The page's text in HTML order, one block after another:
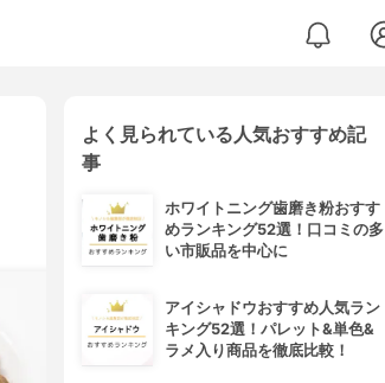
よく見られている人気おすすめ記
事
ホワイトニング歯磨き粉おすす
めランキング52選！口コミの多
い市販品を中心に
アイシャドウおすすめ人気ラン
キング52選！パレット&単色&
ラメ入り商品を徹底比較！